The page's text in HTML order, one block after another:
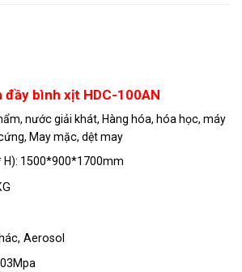
đầy bình xịt HDC-100AN
nước giải khát, Hàng hóa, hóa học, máy
May mặc, dệt may
H): 1500*900*1700mm
hác, Aerosol